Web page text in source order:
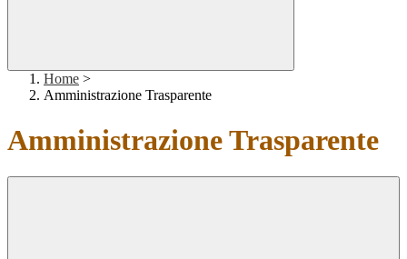
Home >
Amministrazione Trasparente
Amministrazione Trasparente